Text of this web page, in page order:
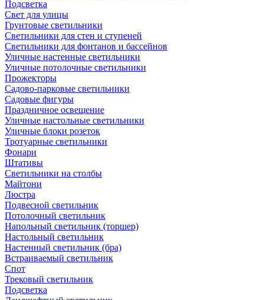
Подсветка
Свет для улицы
Грунтовые светильники
Светильники для стен и ступеней
Светильники для фонтанов и бассейнов
Уличные настенные светильники
Уличные потолочные светильники
Прожекторы
Садово-парковые светильники
Садовые фигуры
Праздничное освещение
Уличные настольные светильники
Уличные блоки розеток
Тротуарные светильники
Фонари
Штативы
Светильники на столбы
Майтони
Люстра
Подвесной светильник
Потолочный светильник
Напольный светильник (торшер)
Настольный светильник
Настенный светильник (бра)
Встраиваемый светильник
Спот
Трековый светильник
Подсветка